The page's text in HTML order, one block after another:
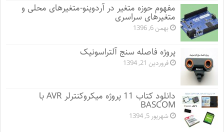
مفهوم حوزه متغیر در آردوینو-متغیرهای محلی و
متغیرهای سراسری
بهمن 6, 1396
پروژه فاصله سنج آلتراسونیک
فروردین 21, 1394
دانلود کتاب 11 پروژه میکروکنترلر AVR با
BASCOM
شهریور 5, 1394